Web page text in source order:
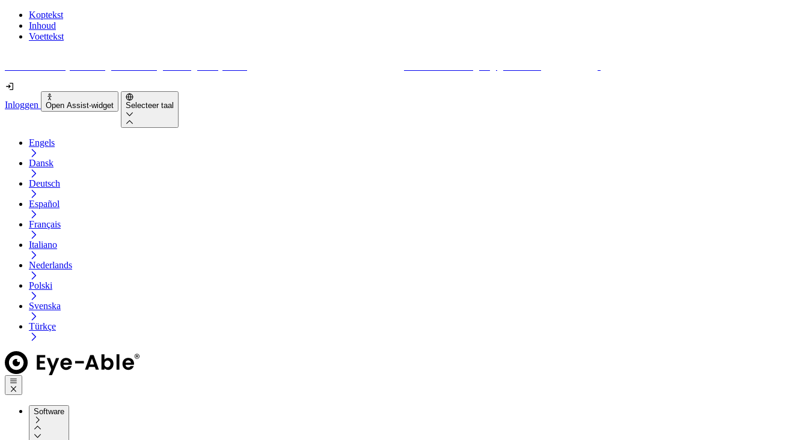
Koptekst
Inhoud
Voettekst
Inloggen Open Assist-widget Selecteer taal
Engels
Dansk
Deutsch
Español
Français
Italiano
Nederlands
Polski
Svenska
Türkçe
Software